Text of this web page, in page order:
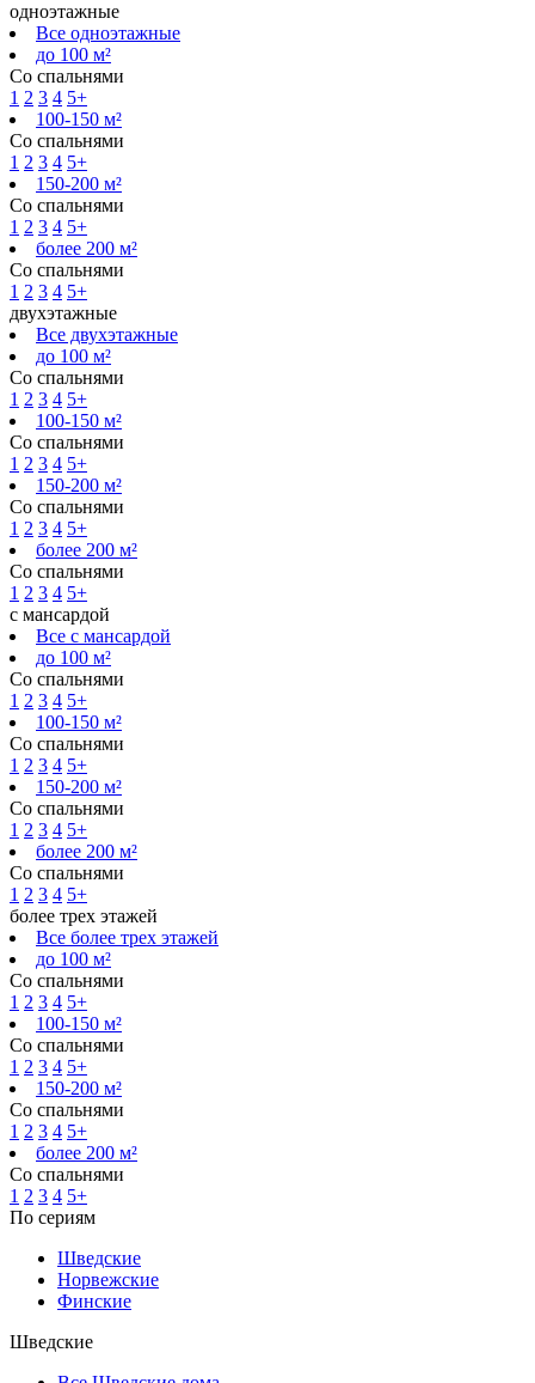
одноэтажные
Все одноэтажные
до 100 м²
Со спальнями
1 2 3 4 5+
100-150 м²
Со спальнями
1 2 3 4 5+
150-200 м²
Со спальнями
1 2 3 4 5+
более 200 м²
Со спальнями
1 2 3 4 5+
двухэтажные
Все двухэтажные
до 100 м²
Со спальнями
1 2 3 4 5+
100-150 м²
Со спальнями
1 2 3 4 5+
150-200 м²
Со спальнями
1 2 3 4 5+
более 200 м²
Со спальнями
1 2 3 4 5+
с мансардой
Все с мансардой
до 100 м²
Со спальнями
1 2 3 4 5+
100-150 м²
Со спальнями
1 2 3 4 5+
150-200 м²
Со спальнями
1 2 3 4 5+
более 200 м²
Со спальнями
1 2 3 4 5+
более трех этажей
Все более трех этажей
до 100 м²
Со спальнями
1 2 3 4 5+
100-150 м²
Со спальнями
1 2 3 4 5+
150-200 м²
Со спальнями
1 2 3 4 5+
более 200 м²
Со спальнями
1 2 3 4 5+
По сериям
Шведские
Норвежские
Финские
Шведские